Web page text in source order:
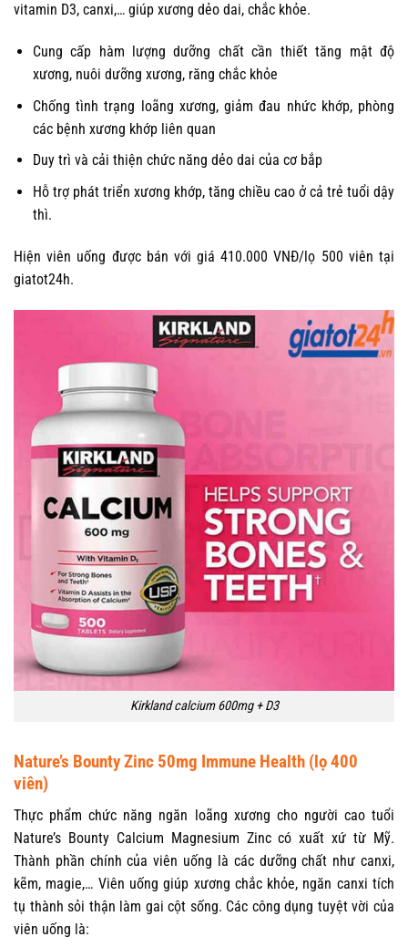
vitamin D3, canxi,… giúp xương dẻo dai, chắc khỏe.
Cung cấp hàm lượng dưỡng chất cần thiết tăng mật độ
xương, nuôi dưỡng xương, răng chắc khỏe
Chống tình trạng loãng xương, giảm đau nhức khớp, phòng
các bệnh xương khớp liên quan
Duy trì và cải thiện chức năng dẻo dai của cơ bắp
Hỗ trợ phát triển xương khớp, tăng chiều cao ở cả trẻ tuổi dậy
thì.
Hiện viên uống được bán với giá 410.000 VNĐ/lọ 500 viên tại
giatot24h.
Kirkland calcium 600mg + D3
Nature’s Bounty Zinc 50mg Immune Health (lọ 400
viên)
Thực phẩm chức năng ngăn loãng xương cho người cao tuổi
Nature’s Bounty Calcium Magnesium Zinc có xuất xứ từ Mỹ.
Thành phần chính của viên uống là các dưỡng chất như canxi,
kẽm, magie,… Viên uống giúp xương chắc khỏe, ngăn canxi tích
tụ thành sỏi thận làm gai cột sống. Các công dụng tuyệt vời của
viên uống là: